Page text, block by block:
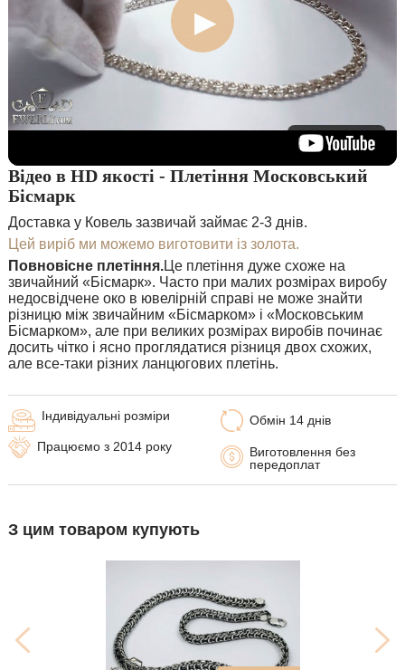
Відео в HD якості - Плетіння Московський
Бісмарк
Доставка у Ковель зазвичай займає 2-3 днів.
Цей виріб ми можемо виготовити із золота.
Повновісне плетіння.Це плетіння дуже схоже на
звичайний «Бісмарк». Часто при малих розмірах виробу
недосвідчене око в ювелірній справі не може знайти
різницю між звичайним «Бісмарком» і «Московським
Бісмарком», але при великих розмірах виробів починає
досить чітко і ясно проглядатися різниця двох схожих,
але все-таки різних ланцюгових плетінь.
Обмін 14 днів
Виготовлення без
передоплат
Індивідуальні розміри
Працюємо з 2014 року
З цим товаром купують